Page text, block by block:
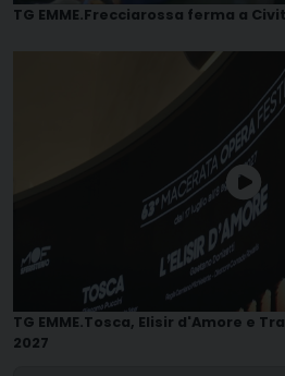
TG EMME.Frecciarossa ferma a
TG EMME.Tosca, Elisir d'Amore e
2027